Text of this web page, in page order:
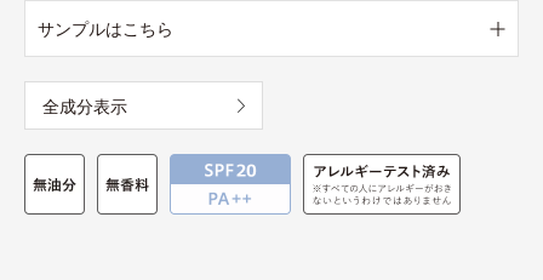
サンプルはこちら
全成分表示